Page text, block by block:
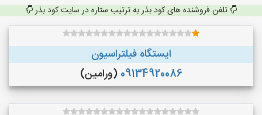
تلفن فروشنده های کود بذر به ترتیب ستاره در سایت کود بذر
ایستگاه فیلتراسیون
09134920086 (ورامین)